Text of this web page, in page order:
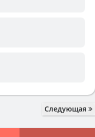
Следующая